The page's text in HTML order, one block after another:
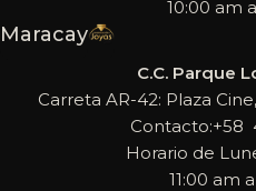
10:00 am
Maracay
C.C. Parque
Carreta AR-42: Plaza
Contacto:+58
Horario de
11:00 am